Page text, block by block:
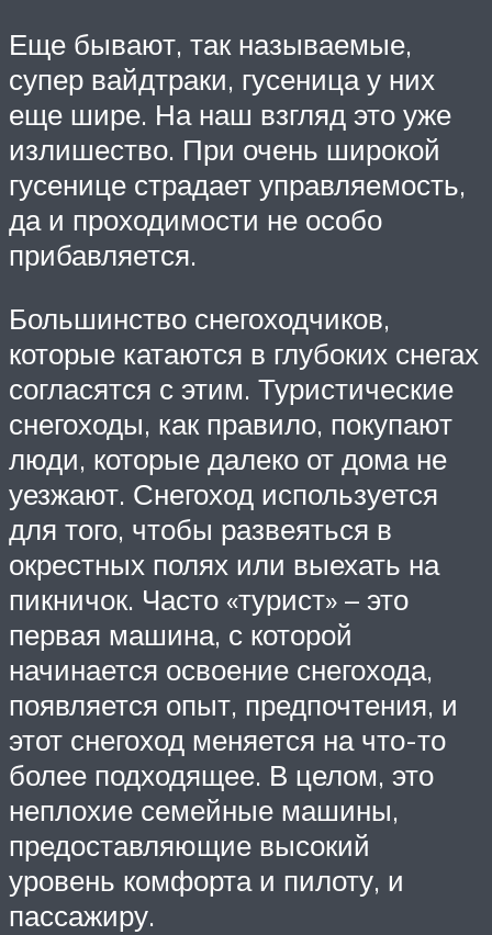
Еще бывают, так называемые,
супер вайдтраки, гусеница у них
еще шире. На наш взгляд это уже
излишество. При очень широкой
гусенице страдает управляемость,
да и проходимости не особо
прибавляется.
Большинство снегоходчиков,
которые катаются в глубоких снегах
согласятся с этим. Туристические
снегоходы, как правило, покупают
люди, которые далеко от дома не
уезжают. Снегоход используется
для того, чтобы развеяться в
окрестных полях или выехать на
пикничок. Часто «турист» – это
первая машина, с которой
начинается освоение снегохода,
появляется опыт, предпочтения, и
этот снегоход меняется на что-то
более подходящее. В целом, это
неплохие семейные машины,
предоставляющие высокий
уровень комфорта и пилоту, и
пассажиру.